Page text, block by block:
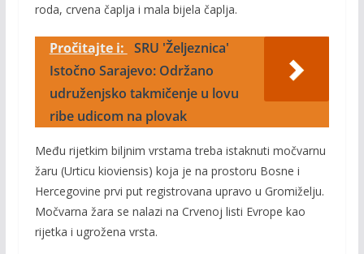
roda, crvena čaplja i mala bijela čaplja.
Pročitajte i: SRU 'Željeznica'
Istočno Sarajevo: Održano
udruženjsko takmičenje u lovu
ribe udicom na plovak
Među rijetkim biljnim vrstama treba istaknuti močvarnu
žaru (Urticu kioviensis) koja je na prostoru Bosne i
Hercegovine prvi put registrovana upravo u Gromiželju.
Močvarna žara se nalazi na Crvenoj listi Evrope kao
rijetka i ugrožena vrsta.